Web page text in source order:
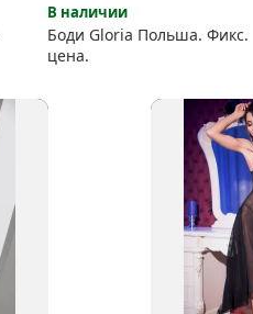
В наличии
Боди Gloria Польша. Фикс.
цена.